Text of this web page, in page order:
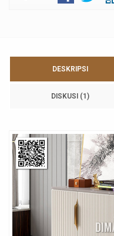
DESKRIPSI
DISKUSI (1)